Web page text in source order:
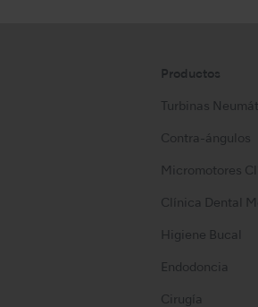
Productos
Turbinas
Contra-ángulos
Micromotores
Clínica Dental
Higiene Bucal
Endodoncia
Cirugía